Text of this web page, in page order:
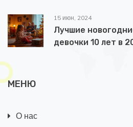
15 июн, 2024
Лучшие
девочки 10 лет в
МЕНЮ
О нас